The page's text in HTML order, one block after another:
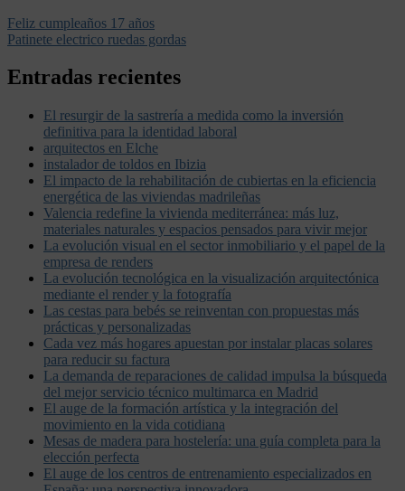
Feliz cumpleaños 17 años
Patinete electrico ruedas gordas
Entradas recientes
El resurgir de la sastrería a medida como la inversión
definitiva para la identidad laboral
arquitectos en Elche
instalador de toldos en Ibizia
El impacto de la rehabilitación de cubiertas en la eficiencia
energética de las viviendas madrileñas
Valencia redefine la vivienda mediterránea: más luz,
materiales naturales y espacios pensados para vivir mejor
La evolución visual en el sector inmobiliario y el papel de la
empresa de renders
La evolución tecnológica en la visualización arquitectónica
mediante el render y la fotografía
Las cestas para bebés se reinventan con propuestas más
prácticas y personalizadas
Cada vez más hogares apuestan por instalar placas solares
para reducir su factura
La demanda de reparaciones de calidad impulsa la búsqueda
del mejor servicio técnico multimarca en Madrid
El auge de la formación artística y la integración del
movimiento en la vida cotidiana
Mesas de madera para hostelería: una guía completa para la
elección perfecta
El auge de los centros de entrenamiento especializados en